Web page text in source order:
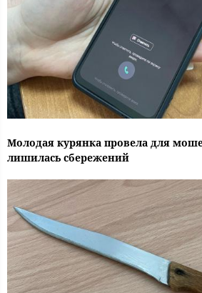
Молодая курянка провела для
лишилась сбережений